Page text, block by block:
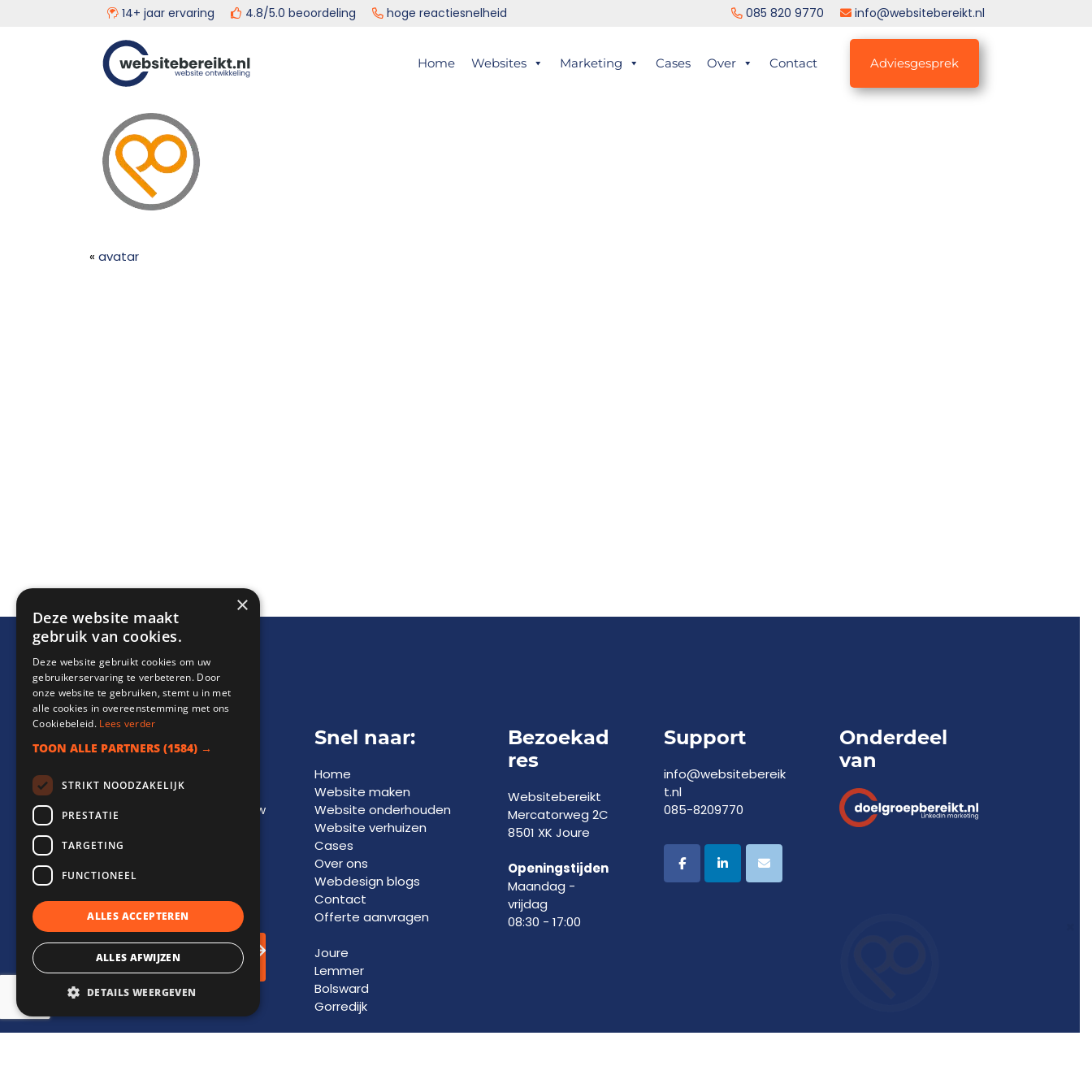
14+ jaar ervaring 4.8/5.0 beoordeling hoge reactiesnelheid 085 820 9770 info@websitebereikt.nl
Websitebereikt.nl Home Websites Marketing Cases Over Contact Adviesgesprek
« avatar
adviesgesprek biedt
inzicht in
voor jouw
voor toekomstige
informeren door onze
experts.
Adviesgesprek
inplannen!
Snel naar:
Home
Website maken
Website onderhouden
Website verhuizen
Cases
Over ons
Webdesign blogs
Contact
Offerte aanvragen
Joure
Lemmer
Bolsward
Gorredijk
Bezoekad
res
Websitebereikt
Mercatorweg 2C
8501 XK Joure
Openingstijden
Maandag -
vrijdag
08:30 - 17:00
Support
info@websitebereik
t.nl
085-8209770
Onderdeel
van
×
Deze website maakt
gebruik van cookies.
Deze website gebruikt cookies om uw
gebruikerservaring te verbeteren. Door
onze website te gebruiken, stemt u in met
alle cookies in overeenstemming met ons
Cookiebeleid. Lees verder
TOON ALLE PARTNERS (1584) →
STRIKT NOODZAKELIJK
PRESTATIE
TARGETING
FUNCTIONEEL
ALLES ACCEPTEREN
ALLES AFWIJZEN
DETAILS WEERGEVEN